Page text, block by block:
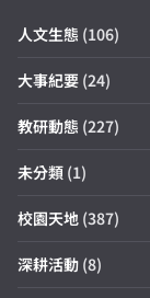
人文生態 (106)
大事紀要 (24)
教研動態 (227)
未分類 (1)
校園天地 (387)
深耕活動 (8)